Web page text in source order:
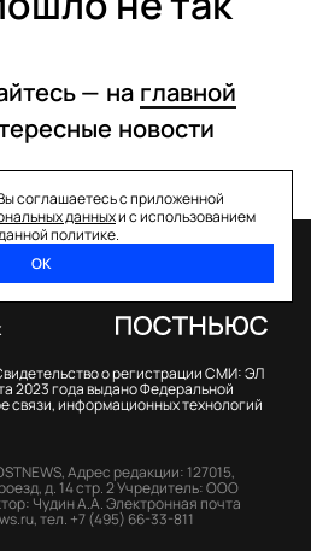
— на главной
новости
соглашаетесь с приложенной
данныхи с использованием
политике.
ОК
о регистрации СМИ: ЭЛ
2023 года выдано Федеральной
связи, информационных технологий
Адрес редакции: 127015,
д. 14 стр. 2Учредитель: ООО
Чудин А.А.Электронная почта
,тел. +7 (495) 66-33-811